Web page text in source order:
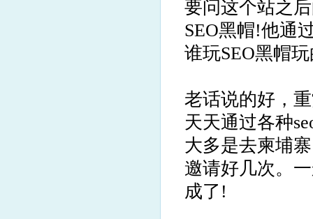
要问这个站之
SEO黑帽!他通
谁玩SEO黑帽
老话说的好，
天天通过各种
大多是去柬埔
邀请好几次。
成了!